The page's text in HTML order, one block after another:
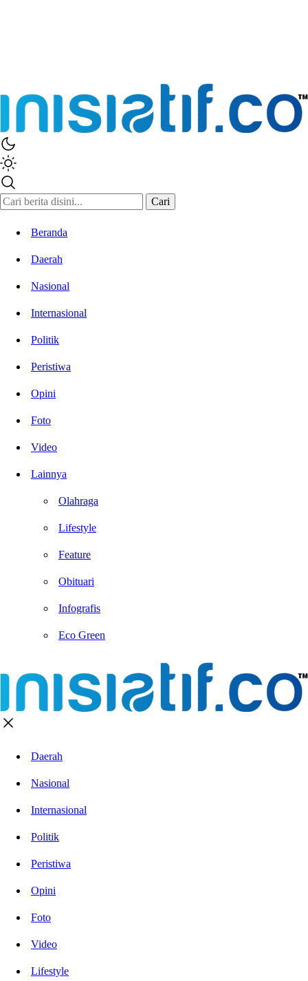
Cari
Beranda
Daerah
Nasional
Internasional
Politik
Peristiwa
Opini
Foto
Video
Lainnya
Olahraga
Lifestyle
Feature
Obituari
Infografis
Eco Green
Daerah
Nasional
Internasional
Politik
Peristiwa
Opini
Foto
Video
Lifestyle